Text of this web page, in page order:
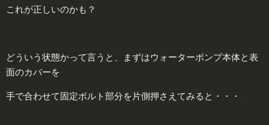
これが正しいのかも？
どういう状態かって言うと、まずはウォーターポンプ本体と表
面のカバーを
手で合わせて固定ボルト部分を片側押さえてみると・・・